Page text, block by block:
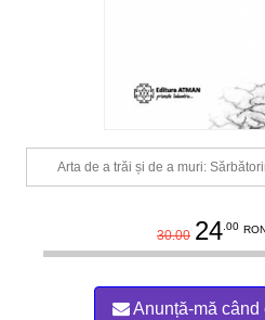
Arta de a trăi și de a muri:
30.00 24.00 RON
Anunță-mă când